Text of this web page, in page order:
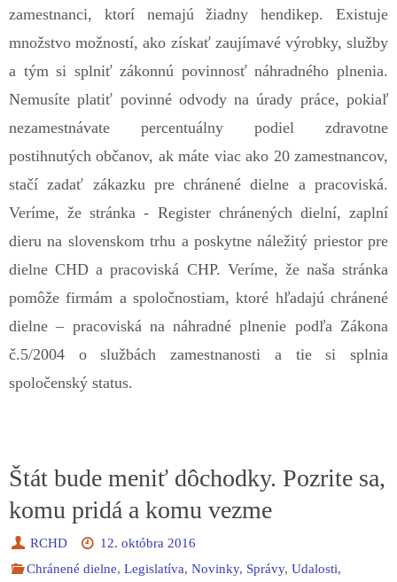
množstvo možností, ako získať zaujímavé výrobky, služby
a tým si splniť zákonnú povinnosť náhradného plnenia.
Nemusíte platiť povinné odvody na úrady práce, pokiaľ
nezamestnávate percentuálny podiel zdravotne
postihnutých občanov, ak máte viac ako 20 zamestnancov,
stačí zadať zákazku pre chránené dielne a pracoviská.
Veríme, že stránka - Register chránených dielní, zaplní
dieru na slovenskom trhu a poskytne náležitý priestor pre
dielne CHD a pracoviská CHP. Veríme, že naša stránka
pomôže firmám a spoločnostiam, ktoré hľadajú chránené
dielne – pracoviská na náhradné plnenie podľa Zákona
č.5/2004 o službách zamestnanosti a tie si splnia
spoločenský status.
Štát bude meniť dôchodky. Pozrite sa,
komu pridá a komu vezme
Chránené dielne ,Legislatíva,Novinky
Zákony,Zaujímavosti